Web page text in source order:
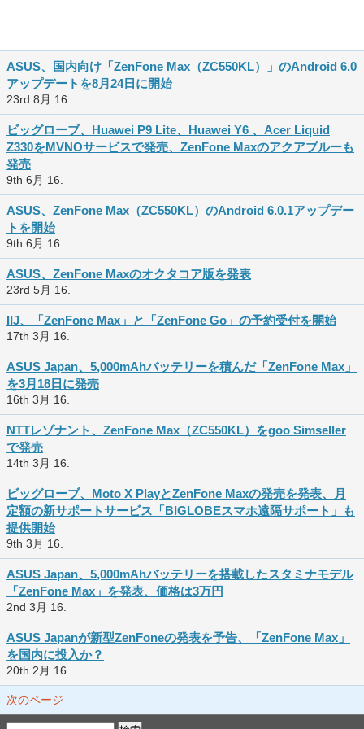
ASUS、国内向け「ZenFone Max（ZC550KL）」のAndroid 6.0
アップデートを8月24日に開始
23rd 8月 16.
ビッグローブ、Huawei P9 Lite、Huawei Y6 、Acer Liquid
Z330をMVNOサービスで発売、ZenFone Maxのアクアブルーも
発売
9th 6月 16.
ASUS、ZenFone Max（ZC550KL）のAndroid 6.0.1アップデー
トを開始
9th 6月 16.
ASUS、ZenFone Maxのオクタコア版を発表
23rd 5月 16.
IIJ、「ZenFone Max」と「ZenFone Go」の予約受付を開始
17th 3月 16.
ASUS Japan、5,000mAhバッテリーを積んだ「ZenFone Max」
を3月18日に発売
16th 3月 16.
NTTレゾナント、ZenFone Max（ZC550KL）をgoo Simseller
で発売
14th 3月 16.
ビッグローブ、Moto X PlayとZenFone Maxの発売を発表、月
定額の新サポートサービス「BIGLOBEスマホ遠隔サポート」も
提供開始
9th 3月 16.
ASUS Japan、5,000mAhバッテリーを搭載したスタミナモデル
「ZenFone Max」を発表、価格は3万円
2nd 3月 16.
ASUS Japanが新型ZenFoneの発表を予告、「ZenFone Max」
を国内に投入か？
20th 2月 16.
次のページ